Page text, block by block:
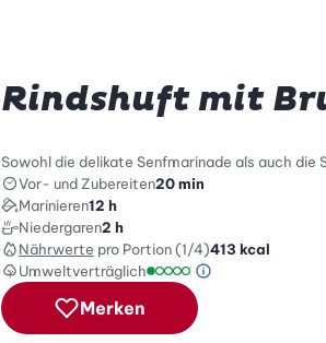
Rindshuft mit
Sowohl die delikate Senfmarinade als auch
Vor- und Zubereiten20 min
Marinieren12 h
Niedergaren2 h
Nährwerte pro Portion (1/4)413 kcal
Umweltverträglich
Green Betty
Merken